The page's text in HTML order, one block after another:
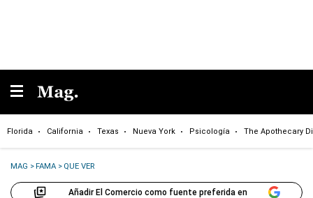
Florida California Texas Nueva York Psicología The Apothecary
MAG >FAMA > QUE VER
Añadir El Comercio como fuente preferida en